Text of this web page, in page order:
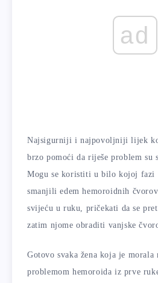
ad
Najsigurniji i najpovoljniji lijek
brzo pomoći da riješe problem su
Mogu se koristiti u bilo kojoj fazi
smanjili edem hemoroidnih
svijeću u ruku, pričekati da se
zatim njome obraditi vanjske
Gotovo svaka žena koja je
problemom hemoroida iz prve